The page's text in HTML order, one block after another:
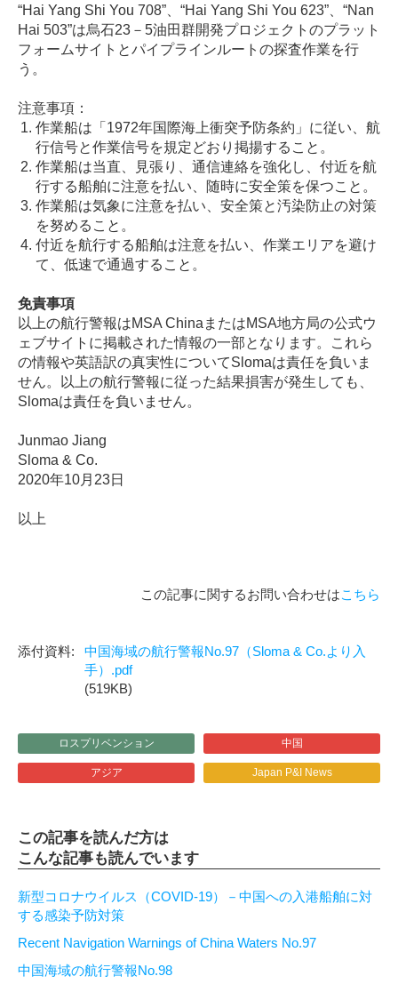
“Hai Yang Shi You 708”、“Hai Yang Shi You 623”、“Nan
Hai 503”は烏石23－5油田群開発プロジェクトのプラット
フォームサイトとパイプラインルートの探査作業を行
う。
注意事項：
作業船は「1972年国際海上衝突予防条約」に従い、航
行信号と作業信号を規定どおり掲揚すること。
作業船は当直、見張り、通信連絡を強化し、付近を航
行する船舶に注意を払い、随時に安全策を保つこと。
作業船は気象に注意を払い、安全策と汚染防止の対策
を努めること。
付近を航行する船舶は注意を払い、作業エリアを避け
て、低速で通過すること。
免責事項
以上の航行警報はMSA ChinaまたはMSA地方局の公式ウ
ェブサイトに掲載された情報の一部となります。これら
の情報や英語訳の真実性についてSlomaは責任を負いま
せん。以上の航行警報に従った結果損害が発生しても、
Slomaは責任を負いません。
Junmao Jiang
Sloma & Co.
2020年10月23日
以上
この記事に関するお問い合わせはこちら
中国海域の航行警報No.97（Sloma & Co.より入
手）.pdf
(519KB)
ロスプリベンション 中国
アジア Japan P&I News
この記事を読んだ方は
こんな記事も読んでいます
新型コロナウイルス（COVID-19）－中国への入港船舶に対
する感染予防対策
Recent Navigation Warnings of China Waters No.97
中国海域の航行警報No.98